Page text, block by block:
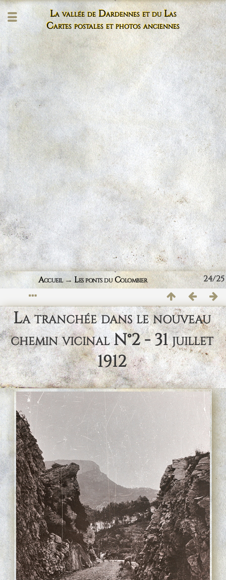
La vallée de Dardennes et du Las
Cartes postales et photos anciennes
24/25
Accueil→Les ponts du Colombier
La tranchée dans le nouveau
chemin vicinal N°2 - 31 juillet
1912